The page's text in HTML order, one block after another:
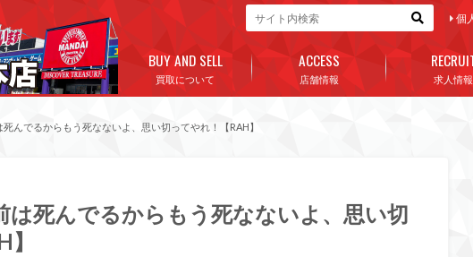
個
買取について
BUY AND SELL
店舗情報
ACCESS
求人情報
死んでるからもう死なないよ、思い切ってやれ！【RAH】
は死んでるからもう死なないよ、思い切